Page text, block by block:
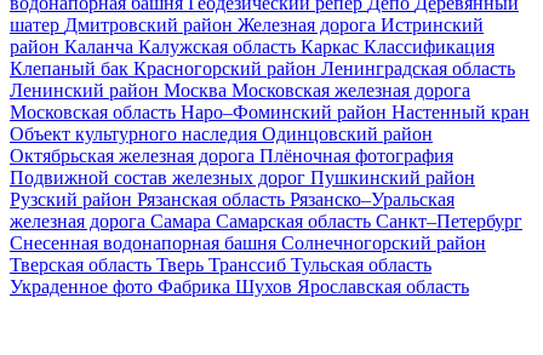
шатер Дмитровский район Железная дорога Истринский
район Каланча Калужская область Каркас Классификация
Клепаный бак Красногорский район Ленинградская область
Ленинский район Москва Московская железная дорога
Московская область Наро–Фоминский район Настенный кран
Объект культурного наследия Одинцовский район
Октябрьская железная дорога Плёночная фотография
Подвижной состав железных дорог Пушкинский район
Рузский район Рязанская область Рязанско–Уральская
железная дорога Самара Самарская область Санкт–Петербург
Снесенная водонапорная башня Солнечногорский район
Тверская область Тверь Транссиб Тульская область
Украденное фото Фабрика Шухов Ярославская область